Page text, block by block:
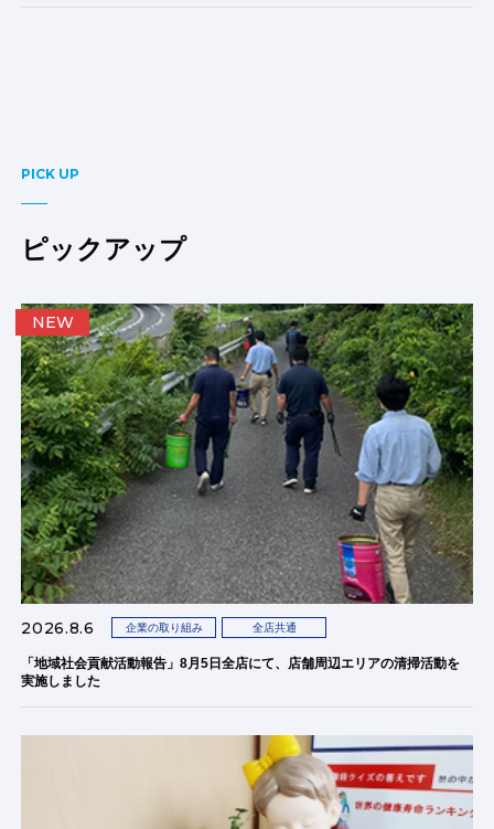
PICK UP
ピックアップ
2026.8.6 企業の取り組み 全店共通
「地域社会貢献活動報告」8月5日全店にて、店舗周辺エリアの清掃活動を
実施しました
NEW